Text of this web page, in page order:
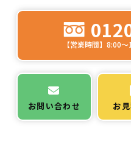
【営業時間】8:00
お問い合わせ お